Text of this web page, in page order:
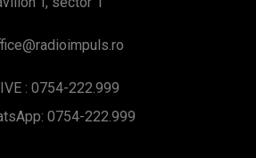
: 0754-222.999
0754-222.999